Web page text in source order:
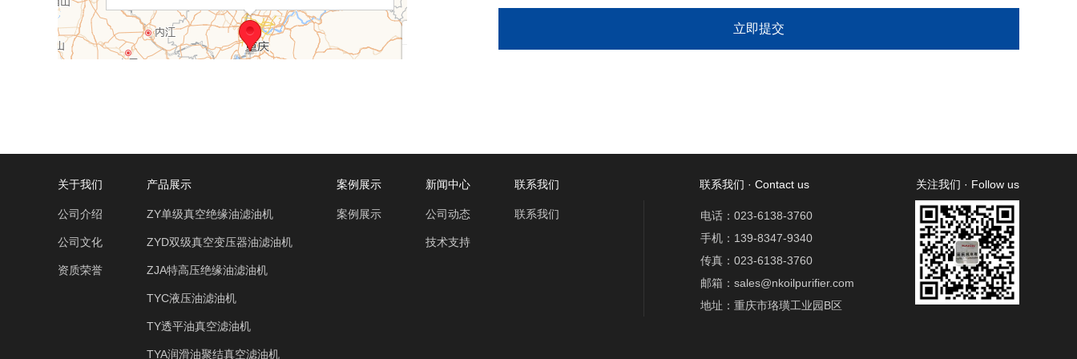
关于我们
公司介绍
公司文化
资质荣誉
产品展示
ZY单级真空绝缘油滤油机
ZYD双级真空变压器油滤油机
ZJA特高压绝缘油滤油机
TYC液压油滤油机
TY透平油真空滤油机
TYA润滑油聚结真空滤油机
案例展示
案例展示
新闻中心
公司动态
技术支持
联系我们
联系我们
联系我们 · Contact us
电话：023-6138-3760
手机：139-8347-9340
传真：023-6138-3760
邮箱：sales@nkoilpurifier.com
地址：重庆市珞璜工业园B区
关注我们 · Follow us